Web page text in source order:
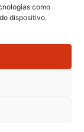
como
dispositivo.